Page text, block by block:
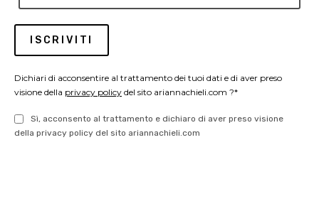
Dichiari di acconsentire al trattamento dei tuoi dati e di aver preso
visione della privacy policy del sito ariannachieli.com ?*
Sì, acconsento al trattamento e dichiaro di aver preso visione
della privacy policy del sito ariannachieli.com